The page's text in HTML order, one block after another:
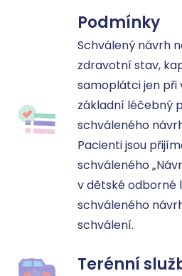
Podmínky
Schválený návrh
zdravotní stav,
samoplátci jen při
základní léčebný
schváleného
Pacienti jsou
schváleného
v dětské odborné
schváleného
schválení.
Terénní